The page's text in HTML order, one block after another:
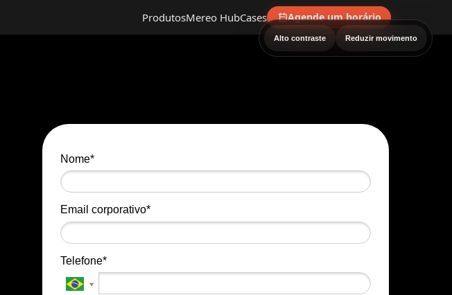
ProdutosMereo HubCases Agende um horário
Alto contraste Reduzir movimento
Nome*
Email corporativo*
Telefone*